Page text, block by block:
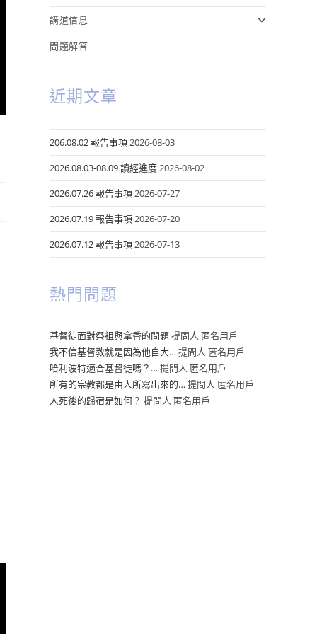
講道信息
問題解答
近期文章
206.08.02 報告事項2026-08-03
2026.08.03-08.09 讀經進度2026-08-02
2026.07.26 報告事項2026-07-27
2026.07.19 報告事項2026-07-20
2026.07.12 報告事項2026-07-13
熱門問題
基督徒面對祭祖與拿香的問題提問人 匿名用戶
我不信基督教就是因為他自大… 提問人 匿名用戶
哈利波特適合基督徒嗎？… 提問人 匿名用戶
所有的宗教都是由人所寫出來的… 提問人 匿名用戶
人死後的歸宿是如何？ 提問人 匿名用戶